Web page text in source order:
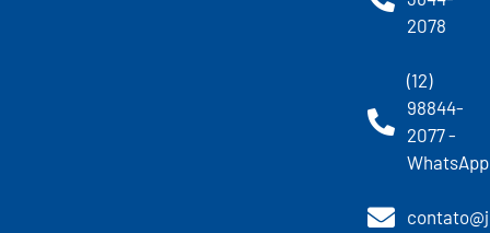
2078
(12)
98844-
2077 -
WhatsApp